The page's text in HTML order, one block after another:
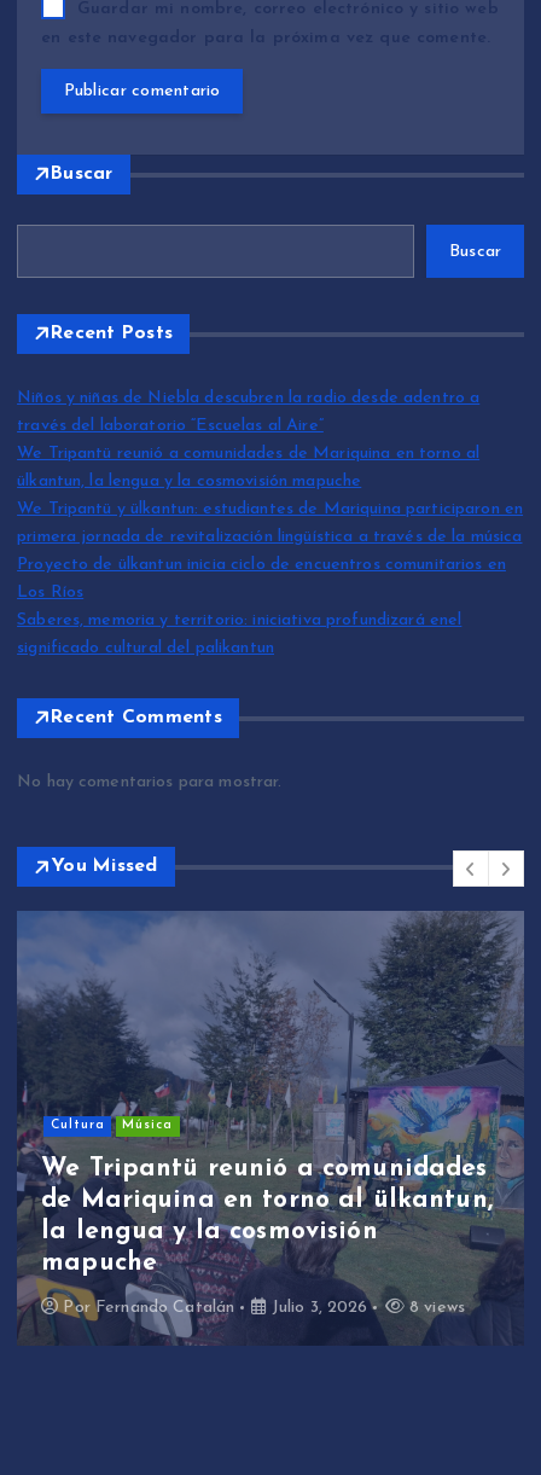
Guardar mi nombre, correo electrónico y sitio web
en este navegador para la próxima vez que comente.
Buscar
Buscar
Recent Posts
Niños y niñas de Niebla descubren la radio desde adentro a
través del laboratorio “Escuelas al Aire”
We Tripantü reunió a comunidades de Mariquina en torno al
ülkantun, la lengua y la cosmovisión mapuche
We Tripantü y ülkantun: estudiantes de Mariquina participaron en
primera jornada de revitalización lingüística a través de la música
Proyecto de ülkantun inicia ciclo de encuentros comunitarios en
Los Ríos
Saberes, memoria y territorio: iniciativa profundizará enel
significado cultural del palikantun
Recent Comments
No hay comentarios para mostrar.
You Missed
Cultura Música
We Tripantü reunió a comunidades
de Mariquina en torno al ülkantun,
la lengua y la cosmovisión
mapuche
Por Fernando Catalán Julio 3, 2026 8 views